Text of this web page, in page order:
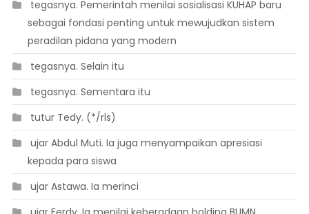
 tegasnya. Pemerintah menilai sosialisasi KUHAP baru
sebagai fondasi penting untuk mewujudkan sistem
peradilan pidana yang modern
 tegasnya. Selain itu
 tegasnya. Sementara itu
 tutur Tedy. (*/rls)
 ujar Abdul Muti. Ia juga menyampaikan apresiasi
kepada para siswa
 ujar Astawa. Ia merinci